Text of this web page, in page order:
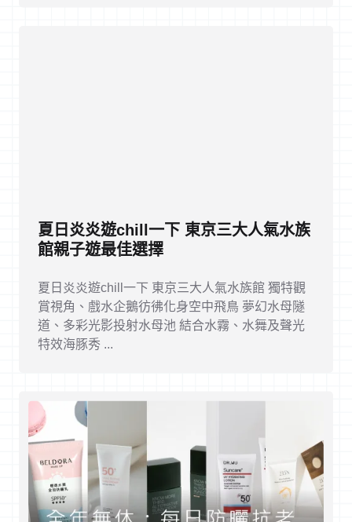
夏日炎炎遊chill一下 東京三大人氣水族
館親子遊最佳選擇
夏日炎炎遊chill一下 東京三大人氣水族館 獨特觀
賞視角、戲水企鵝彷彿化身空中飛鳥 夢幻水母隧
道、多彩光影投射水母池 結合水霧、水舞及聲光
特效海豚秀 ...